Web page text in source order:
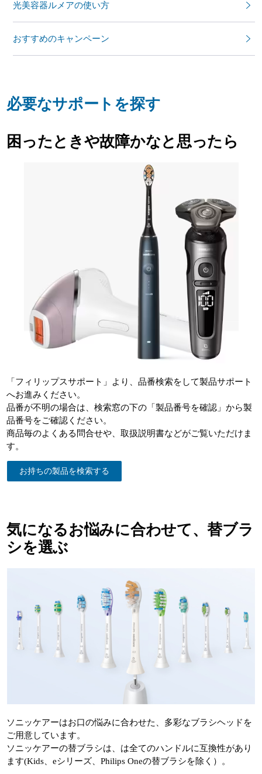
光美容器ルメアの使い方
おすすめのキャンペーン
必要なサポートを探す
困ったときや故障かなと思ったら
「フィリップスサポート」より、品番検索をして製品サポート
へお進みください。
品番が不明の場合は、検索窓の下の「製品番号を確認」から製
品番号をご確認ください。
商品毎のよくある問合せや、取扱説明書などがご覧いただけま
す。
お持ちの製品を検索する
気になるお悩みに合わせて、替ブラ
シを選ぶ
ソニッケアーはお口の悩みに合わせた、多彩なブラシヘッドを
ご用意しています。
ソニッケアーの替ブラシは、は全てのハンドルに互換性があり
ます(Kids、eシリーズ、Philips Oneの替ブラシを除く）。